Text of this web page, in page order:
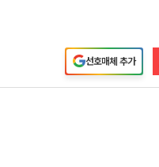
선호매체 추가